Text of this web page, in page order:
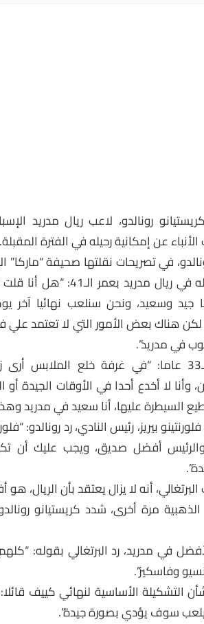
رونالدو، لاعب ريال مدريد
عن إمكانية رحيله في الفترة المقبلة.
في تصريحات نقلتها صحيفة “ماركا”
السابقة عن اعتزاله في ريال
وأنا جيد وسعيد، ونحن سنلعب نهائيا
لكن هناك بعض الأمور التي لا تعتمد
في مدريد”.
وأضاف صاحب الـ33 عاما: “في غرفة خلع
لا أخدع أحدا في الأوقات الجيدة
السيطرة عليها، أنا سعيد في مدريد
بيريز، رئيس النادي، رد رونالدو:
أفضل صديق، ويجب عليك أن
أنه لا يزال يعتقد بأن الريال،
مرة أخرى، شدد كريستيانو
في مدريد، رد البرتغالي بقوله:
وفاسكيز”.
التشكيلة الأساسية لنهائي كييف
سوف يؤدي بصورة جيدة”.